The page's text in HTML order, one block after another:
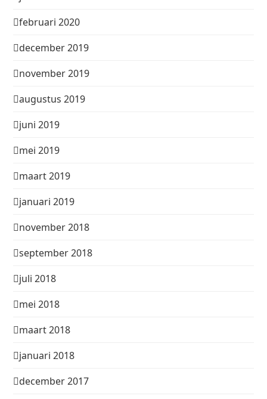
februari 2020
december 2019
november 2019
augustus 2019
juni 2019
mei 2019
maart 2019
januari 2019
november 2018
september 2018
juli 2018
mei 2018
maart 2018
januari 2018
december 2017